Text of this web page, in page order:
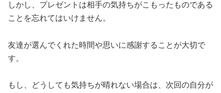
しかし、プレゼントは相手の気持ちがこもったものである
ことを忘れてはいけません。
友達が選んでくれた時間や思いに感謝することが大切で
す。
もし、どうしても気持ちが晴れない場合は、次回の自分が